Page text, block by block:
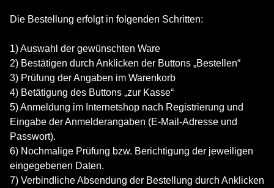
Die Bestellung erfolgt in folgenden Schritten:
1) Auswahl der gewünschten Ware
2) Bestätigen durch Anklicken der Buttons „Bestellen“
3) Prüfung der Angaben im Warenkorb
4) Betätigung des Buttons „zur Kasse“
5) Anmeldung im Internetshop nach Registrierung und
Eingabe der Anmelderangaben (E-Mail-Adresse und
Passwort).
6) Nochmalige Prüfung bzw. Berichtigung der jeweiligen
eingegebenen Daten.
7) Verbindliche Absendung der Bestellung durch Anklicken